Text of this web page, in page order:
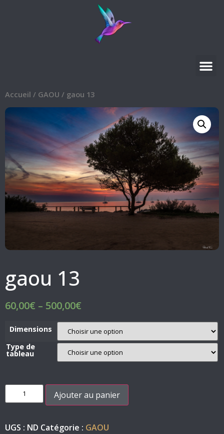
Accueil / GAOU / gaou 13
gaou 13
60,00€ – 500,00€
Dimensions
Type de
tableau
Ajouter au panier
UGS : ND Catégorie : GAOU